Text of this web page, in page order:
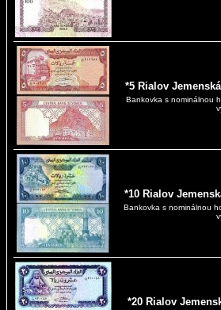
*5 Rialov
Bankovka s nominálnou
*10 Rialov
Bankovka s nominálnou
*20 Rialov